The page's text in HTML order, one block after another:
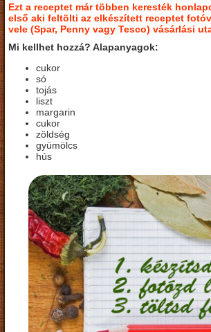
Ezt a receptet már többen keresték
első aki feltölti az elkészített receptet
vele (Spar, Penny vagy Tesco) vásárlási
Mi kellhet hozzá? Alapanyagok:
cukor
só
tojás
liszt
margarin
cukor
zöldség
gyümölcs
hús